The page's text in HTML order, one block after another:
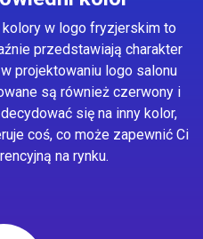
w logo fryzjerskim to
przedstawiają charakter
projektowaniu logo salonu
są również czerwony i
się na inny kolor,
coś, co może zapewnić Ci
na rynku.